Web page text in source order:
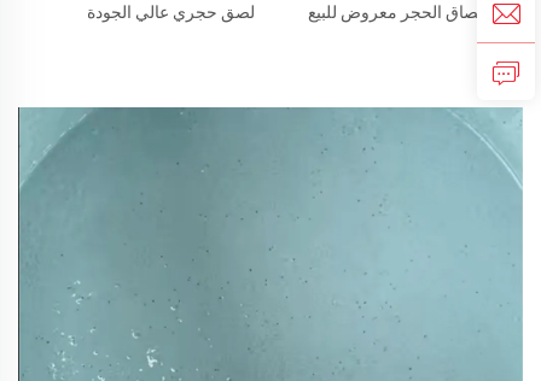
لصاق الحجر معروض للبيع لصق حجري عالي الجودة